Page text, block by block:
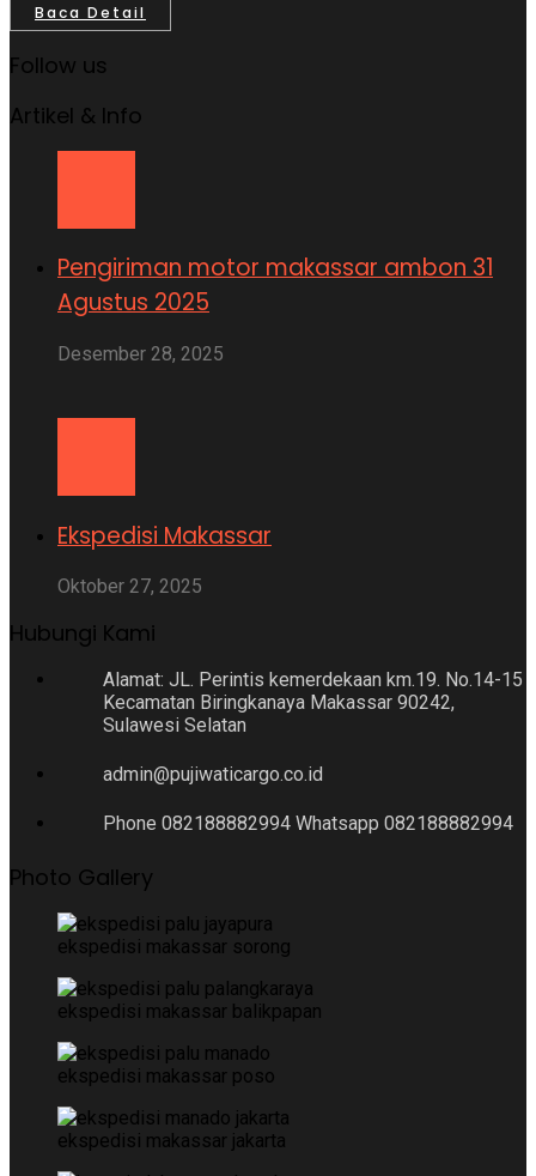
Baca Detail
Follow us
Artikel & Info
Pengiriman motor makassar ambon 31
Agustus 2025
Desember 28, 2025
Ekspedisi Makassar
Oktober 27, 2025
Hubungi Kami
Alamat: JL. Perintis kemerdekaan km.19. No.14-15
Kecamatan Biringkanaya Makassar 90242,
Sulawesi Selatan
admin@pujiwaticargo.co.id
Phone 082188882994 Whatsapp 082188882994
Photo Gallery
ekspedisi makassar sorong
ekspedisi makassar balikpapan
ekspedisi makassar poso
ekspedisi makassar jakarta